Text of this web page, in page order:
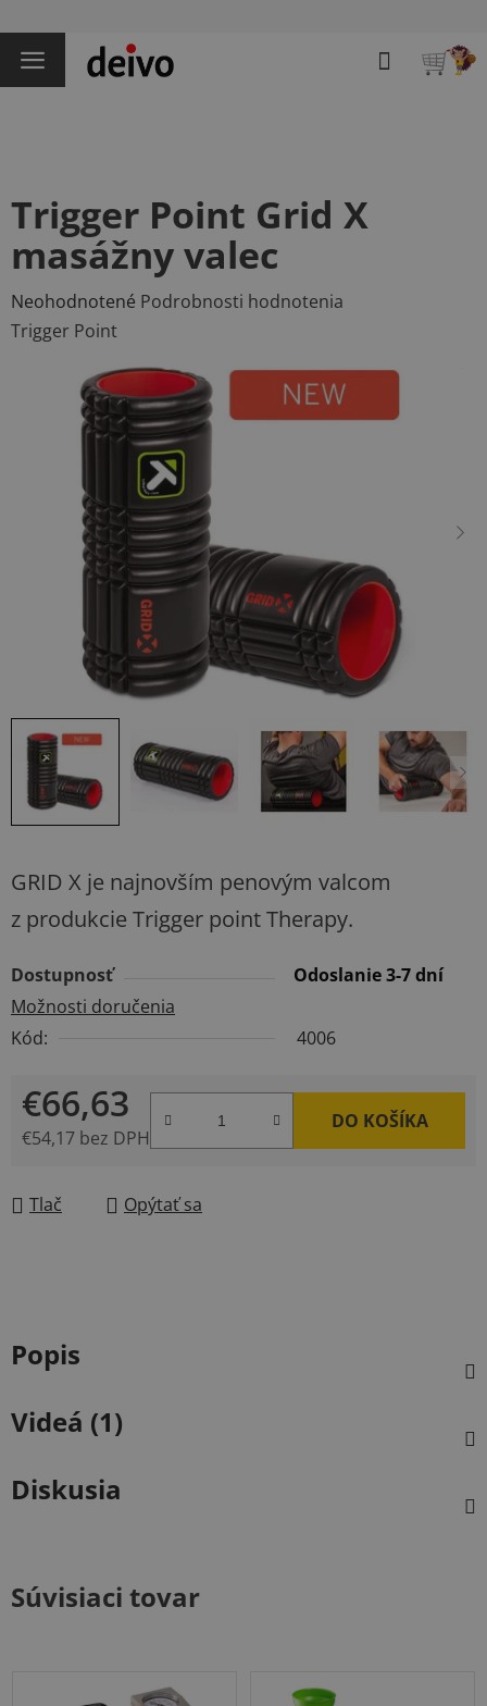
na
obsah
Hľadať
GRID X je najnovším penovým valcom
z produkcie Trigger point Therapy.
Dostupnosť
Odoslanie 3-7 dní
Možnosti doručenia
Kód:
4006
€66,63
€54,17 bez DPH
DO KOŠÍKA
Tlač Opýtať sa
Trigger Point Grid X
masážny valec
Priemerné
hodnotenie
hviezdičiek.
Neohodnotené Podrobnosti hodnotenia
Trigger Point
Popis
Videá (1)
Diskusia
Súvisiaci tovar